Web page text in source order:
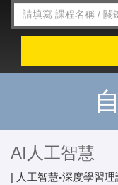
AI人工智慧
| 人工智慧-深度學習理